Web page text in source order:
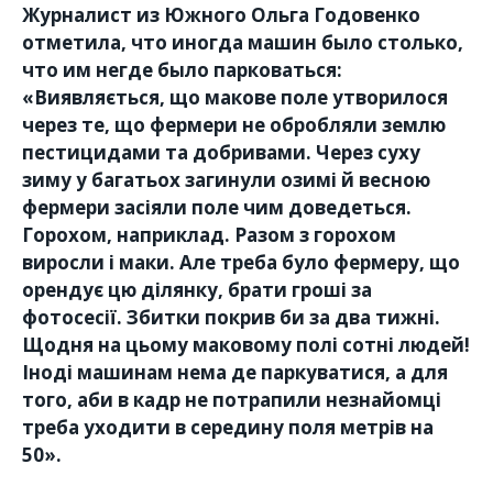
Журналист из Южного Ольга Годовенко
отметила, что иногда машин было столько,
что им негде было парковаться:
«Виявляється, що макове поле утворилося
через те, що фермери не обробляли землю
пестицидами та добривами. Через суху
зиму у багатьох загинули озимі й весною
фермери засіяли поле чим доведеться.
Горохом, наприклад. Разом з горохом
виросли і маки. Але треба було фермеру, що
орендує цю ділянку, брати гроші за
фотосесії. Збитки покрив би за два тижні.
Щодня на цьому маковому полі сотні людей!
Іноді машинам нема де паркуватися, а для
того, аби в кадр не потрапили незнайомці
треба уходити в середину поля метрів на
50».